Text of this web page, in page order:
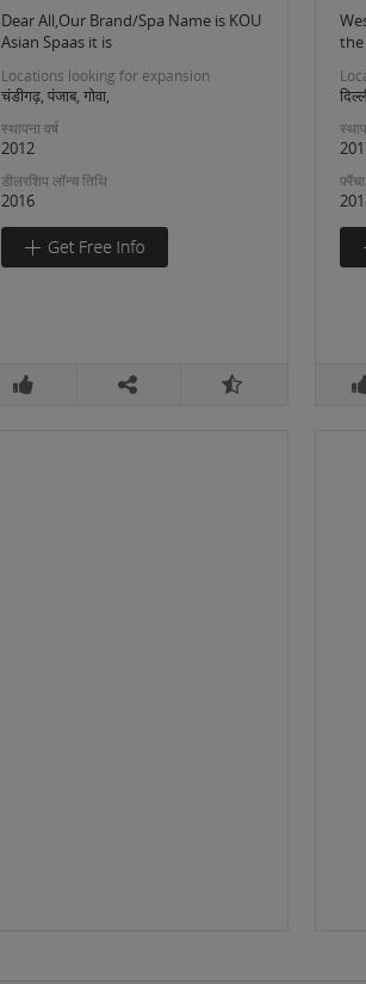
Dear All,Our Brand/Spa Name is KOU
Asian Spaas it is
Locations looking for expansion
चंडीगढ़, पंजाब, गोवा,
स्थापना वर्ष
2012
डीलरशिप लॉन्च तिथि
2016
the